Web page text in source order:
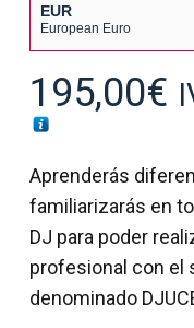
EUR
European Euro
USA dollar
195,00€
Aprenderás
familiarizarás en
DJ para poder
profesional con el
denominado